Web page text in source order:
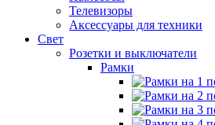
Телевизоры
Аксессуары для техники
Свет
Розетки и выключатели
Рамки